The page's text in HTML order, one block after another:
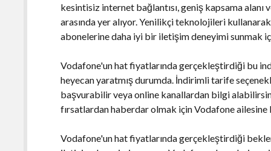
kesintisiz internet bağlantısı, geniş kapsama
arasında yer alıyor. Yenilikçi teknolojileri
abonelerine daha iyi bir iletişim deneyimi sunmak
Vodafone'un hat fiyatlarında gerçekleştirdiği bu
heyecan yaratmış durumda. İndirimli tarife
başvurabilir veya online kanallardan bilgi
fırsatlardan haberdar olmak için Vodafone ailesine
Vodafone'un hat fiyatlarında gerçekleştirdiği